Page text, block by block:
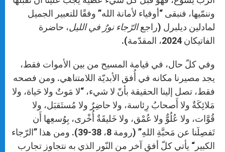
وننمّيها، فنبقى “أوفياء لأمانة الله” وفقًا للتعبير الجميل
لمادلين ديلبرل (راجعالرّجاء نورٌ في الليل، حاضرة
الفاتيكان 2024، المقدّمة).
وفي كلّ حال، في قيامة المسيح من بين الأموات فقط،
يجد مصيرنا مكانه في أُفق الأبديّة اللامتناهي. ومن فصحه
فقط، تصل إلينا الحقيقة بأنّ لا شيء، “لا مَوتٌ ولا حَياة، ولا
مَلائِكَةٌ ولا أَصحابُ رِئاسة، ولا حاضِرٌ ولا مُستَقبَل، ولا
قُوَّات، ولا عُلُوٌّ ولا عُمْق، ولا خَليقَةٌ أُخْرى، بِوُسعِها أَن
تَفصِلَنا عن مَحبَّةِ اللهِ” (رومة 8، 38-39). ومن هذا ”الرّجاء
الكبير“ يأتي كلّ أفقٍ آخر من النّور الذي به نتجاوز تجارب